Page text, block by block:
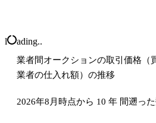
l ading..
業者間オークションの取引価格（
業者の仕入れ額）の推移
2026年8月時点から 10 年 間遡っ